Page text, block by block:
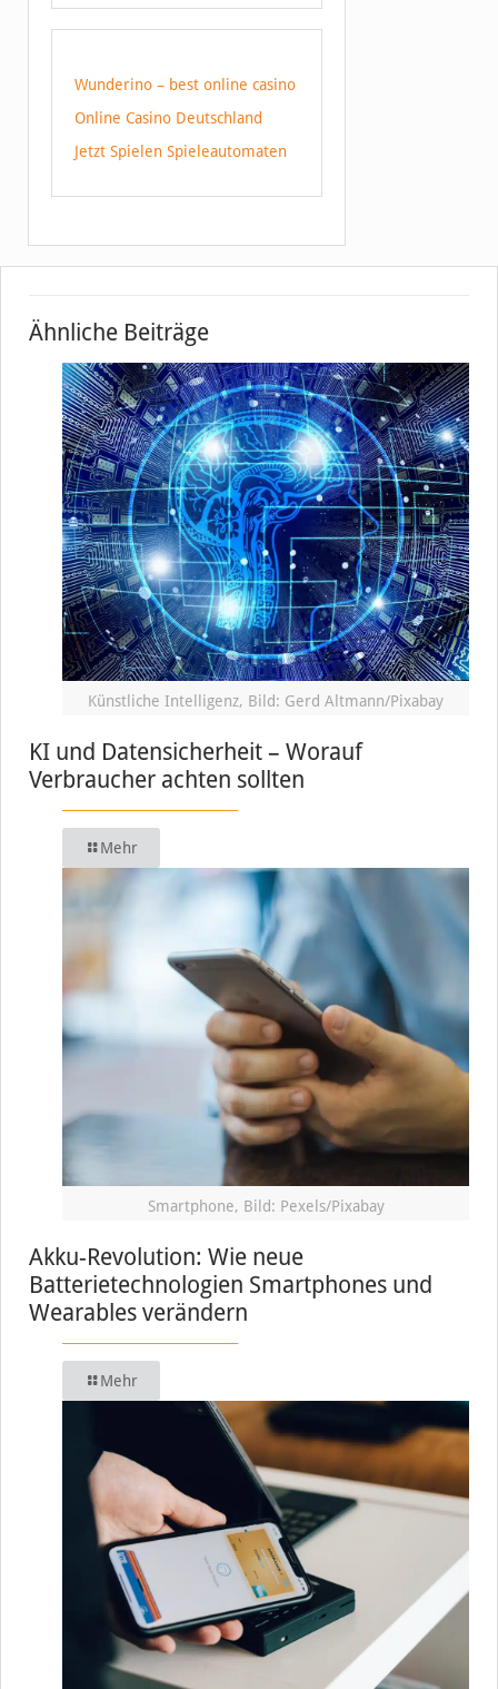
Wunderino – best online casino
Online Casino Deutschland
Jetzt Spielen Spieleautomaten
Ähnliche Beiträge
Künstliche Intelligenz, Bild: Gerd Altmann/Pixabay
KI und Datensicherheit – Worauf
Verbraucher achten sollten
Mehr
Smartphone, Bild: Pexels/Pixabay
Akku-Revolution: Wie neue
Batterietechnologien Smartphones und
Wearables verändern
Mehr